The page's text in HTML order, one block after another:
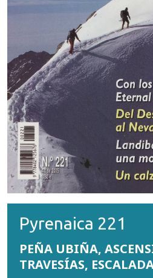
Pyrenaica 221
PEÑA UBIÑA,
TRAVESÍAS,